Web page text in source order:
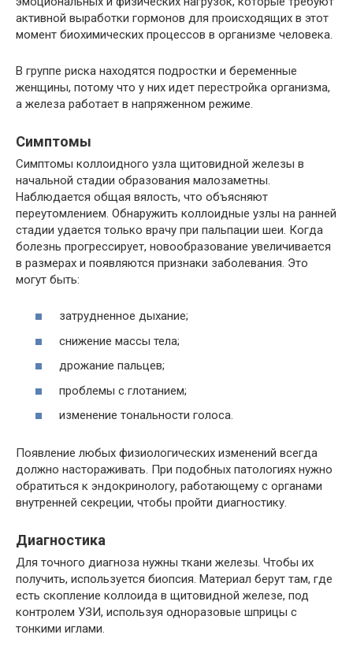
активной выработки гормонов для происходящих в этот
момент биохимических процессов в организме человека.
В группе риска находятся подростки и беременные
женщины, потому что у них идет перестройка организма,
а железа работает в напряженном режиме.
Симптомы
Симптомы коллоидного узла щитовидной железы в
начальной стадии образования малозаметны.
Наблюдается общая вялость, что объясняют
переутомлением. Обнаружить коллоидные узлы на ранней
стадии удается только врачу при пальпации шеи. Когда
болезнь прогрессирует, новообразование увеличивается
в размерах и появляются признаки заболевания. Это
могут быть:
затрудненное дыхание;
снижение массы тела;
дрожание пальцев;
проблемы с глотанием;
изменение тональности голоса.
Появление любых физиологических изменений всегда
должно настораживать. При подобных патологиях нужно
обратиться к эндокринологу, работающему с органами
внутренней секреции, чтобы пройти диагностику.
Диагностика
Для точного диагноза нужны ткани железы. Чтобы их
получить, используется биопсия. Материал берут там, где
есть скопление коллоида в щитовидной железе, под
контролем УЗИ, используя одноразовые шприцы с
тонкими иглами.